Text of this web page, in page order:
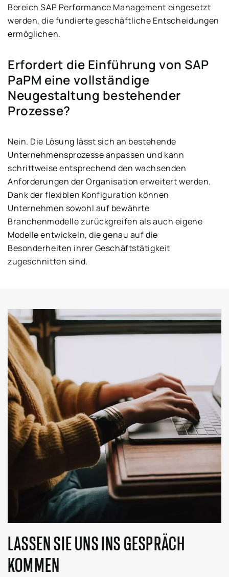
Bereich SAP Performance Management eingesetzt
werden, die fundierte geschäftliche Entscheidungen
ermöglichen.
Erfordert die Einführung von SAP
PaPM eine vollständige
Neugestaltung bestehender
Prozesse?
Nein. Die Lösung lässt sich an bestehende
Unternehmensprozesse anpassen und kann
schrittweise entsprechend den wachsenden
Anforderungen der Organisation erweitert werden.
Dank der flexiblen Konfiguration können
Unternehmen sowohl auf bewährte
Branchenmodelle zurückgreifen als auch eigene
Modelle entwickeln, die genau auf die
Besonderheiten ihrer Geschäftstätigkeit
zugeschnitten sind.
LASSEN SIE UNS INS GESPRÄCH
KOMMEN